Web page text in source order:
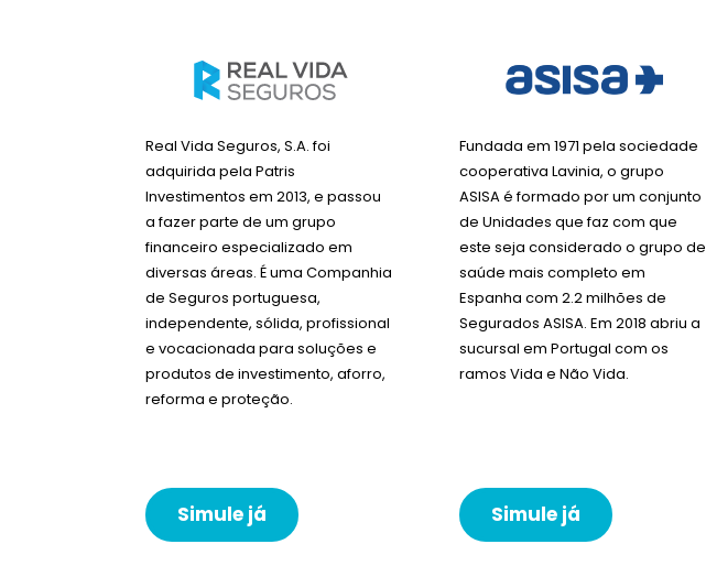
Real Vida Seguros, S.A. foi
adquirida pela Patris
Investimentos em 2013, e passou
a fazer parte de um grupo
financeiro especializado em
diversas áreas. É uma Companhia
de Seguros portuguesa,
independente, sólida, profissional
e vocacionada para soluções e
produtos de investimento, aforro,
reforma e proteção.
Simule já
Fundada em 1971 pela sociedade
cooperativa Lavinia, o grupo
ASISA é formado por um conjunto
de Unidades que faz com que
este seja considerado o grupo de
saúde mais completo em
Espanha com 2.2 milhões de
Segurados ASISA. Em 2018 abriu a
sucursal em Portugal com os
ramos Vida e Não Vida.
Simule já